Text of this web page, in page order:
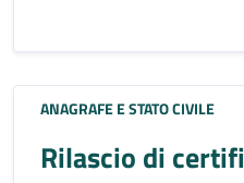
ANAGRAFE E STATO CIVILE
Rilascio di